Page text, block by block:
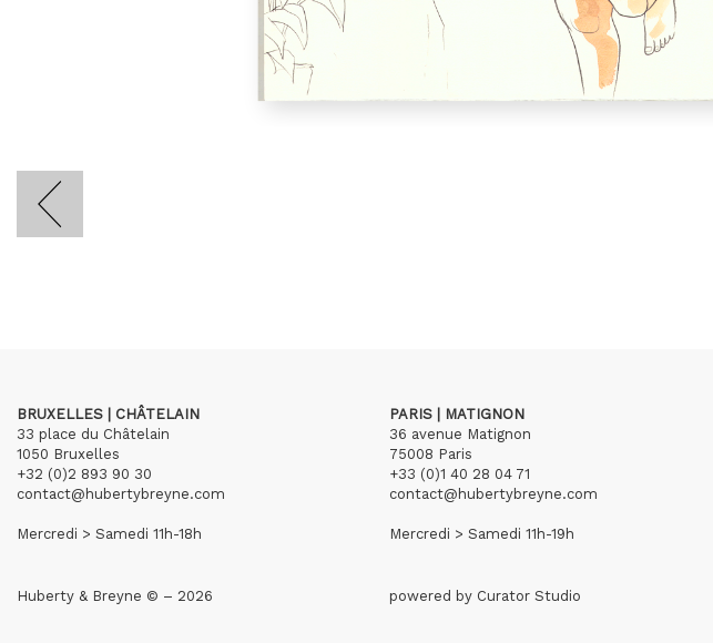
BRUXELLES | CHÂTELAIN
33 place du Châtelain
1050 Bruxelles
+32 (0)2 893 90 30
contact@hubertybreyne.com
Mercredi > Samedi 11h-18h
PARIS | MATIGNON
36 avenue Matignon
75008 Paris
+33 (0)1 40 28 04 71
contact@hubertybreyne.com
Mercredi > Samedi 11h-19h
Huberty & Breyne © – 2026 powered by Curator Studio